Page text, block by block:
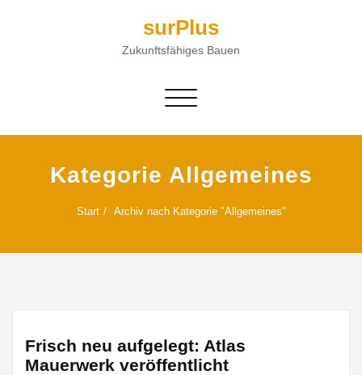
surPlus
Zukunftsfähiges Bauen
Navigation umschalten
Kategorie Allgemeines
Start Archiv nach Kategorie "Allgemeines"
Frisch neu aufgelegt: Atlas
Mauerwerk veröffentlicht